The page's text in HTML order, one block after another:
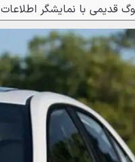
اطلاعات 4.2 اینچی محسوب می‌شود.